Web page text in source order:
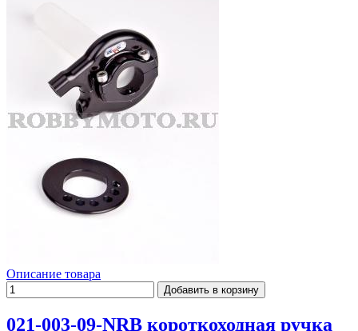
Описание товара
021-003-09-NRB короткоходная ручка